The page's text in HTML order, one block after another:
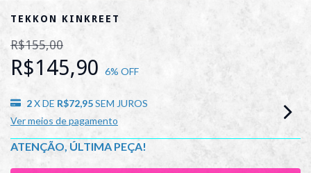
TEKKON KINKREET
R$155,00
R$145,90 6% OFF
2X DE R$72,95SEM JUROS
Ver meios de pagamento
ATENÇÃO, ÚLTIMA PEÇA!